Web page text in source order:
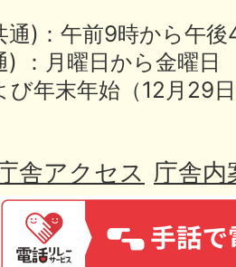
通)：午前9時から午
) ：月曜日から金曜日
び年末年始（12月29
舎アクセス 庁舎内